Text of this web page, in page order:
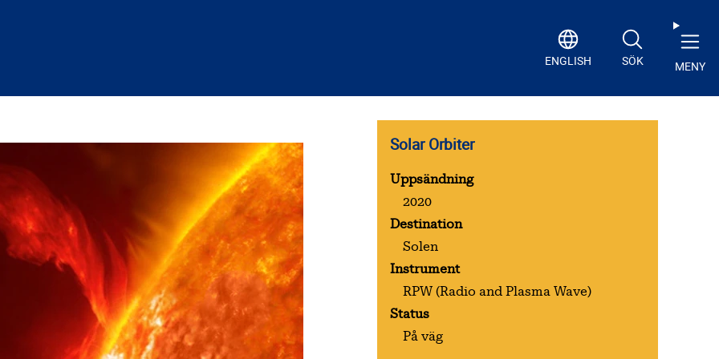
ENGLISH SÖK MENY
Solar Orbiter
Uppsändning
2020
Destination
Solen
Instrument
RPW (Radio and Plasma Wave)
Status
På väg